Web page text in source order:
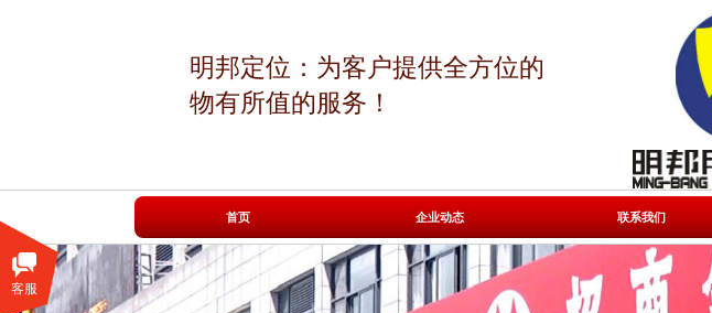
首页 企业动态 联系我们
明邦定位：为客户提供全方位的
物有所值的服务！
客服